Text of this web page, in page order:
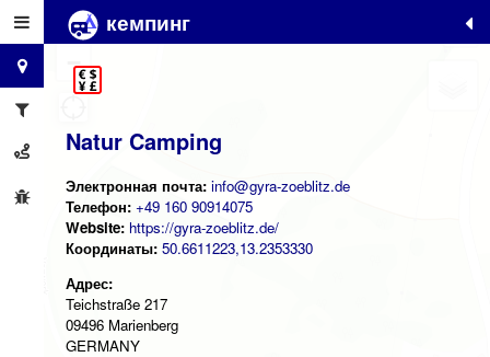
кемпинг
Natur Camping
Электронная почта: info@gyra-zoeblitz.de
Телефон: +49 160 90914075
Website: https://gyra-zoeblitz.de/
Координаты: 50.6611223,13.2353330
Адрес:
Teichstraße 217
09496 Marienberg
GERMANY
+
−